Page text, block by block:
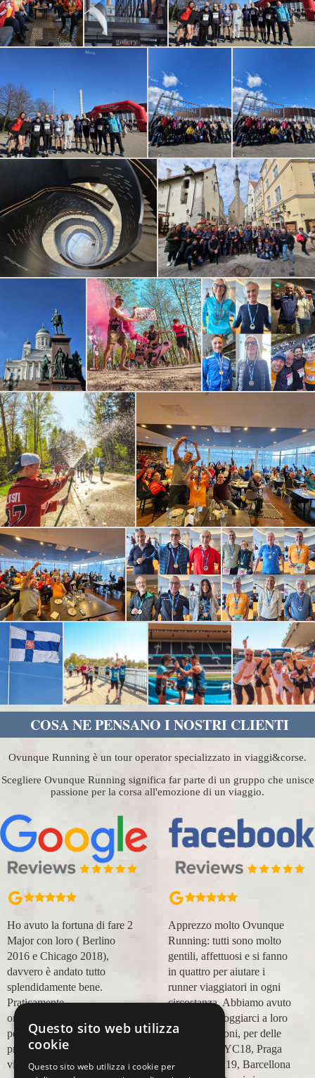
COSA NE PENSANO I NOSTRI CLIENTI
Ovunque Running è un tour operator specializzato in viaggi&corse.
Scegliere Ovunque Running significa far parte di un gruppo che unisce
passione per la corsa all'emozione di un viaggio.
Ho avuto la fortuna di fare 2
Major con loro ( Berlino
2016 e Chicago 2018),
davvero è andato tutto
splendidamente bene.
Praticamente
organizzazione
perfetta,dalla
prenotazione,mesi prima,al
viaggio.
Apprezzo molto Ovunque
Running: tutti sono molto
gentili, affettuosi e si fanno
in quattro per aiutare i
runner viaggiatori in ogni
circostanza. Abbiamo avuto
modo di appoggiarci a loro
in più occasioni, per delle
maratone (NYC18, Praga
19, Valencia 19, Barcellona
Questo sito web utilizza
cookie
Questo sito web utilizza i cookie per